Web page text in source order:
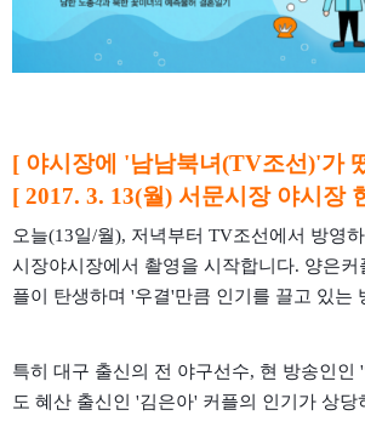
[ 야시장에 '남남북녀(TV조선)'가
[ 2017. 3. 13(월) 서문시장 야시장
오늘(13일/월), 저녁부터 TV조선에서 방영
시장야시장에서 촬영을 시작합니다. 양은커
플이 탄생하며 '우결'만큼 인기를 끌고 있는
특히 대구 출신의 전 야구선수, 현 방송인인
도 혜산 출신인 '김은아' 커플의 인기가 상당